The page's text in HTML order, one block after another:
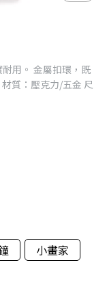
用。 金屬扣環，既
：壓克力/五金 尺
小畫家